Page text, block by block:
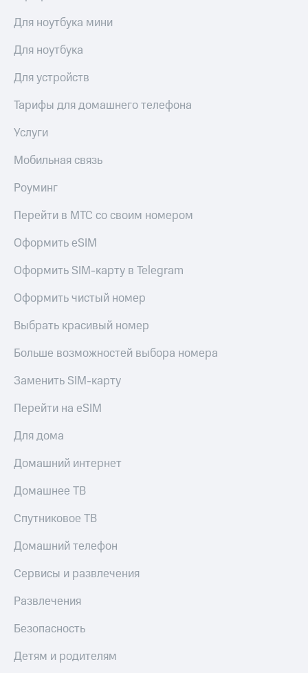
Для ноутбука мини
Для ноутбука
Для устройств
Тарифы для домашнего телефона
Услуги
Мобильная связь
Роуминг
Перейти в МТС со своим номером
Оформить eSIM
Оформить SIM-карту в Telegram
Оформить чистый номер
Выбрать красивый номер
Больше возможностей выбора номера
Заменить SIM-карту
Перейти на eSIM
Для дома
Домашний интернет
Домашнее ТВ
Спутниковое ТВ
Домашний телефон
Сервисы и развлечения
Развлечения
Безопасность
Детям и родителям